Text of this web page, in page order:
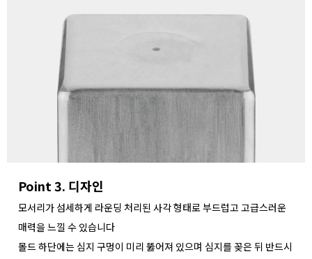
Point 3. 디자인
모서리가 섬세하게 라운딩 처리된 사각 형태로 부드럽고 고급스러운
매력을 느낄 수 있습니다
몰드 하단에는 심지 구멍이 미리 뚫어져 있으며 심지를 꽂은 뒤 반드시